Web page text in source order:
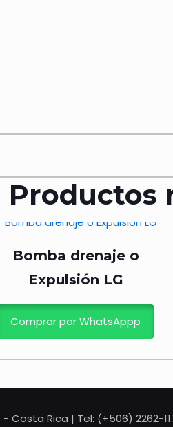
Productos
Bomba drenaje o
Expulsión LG
Comprar por WhatsAppp
Costa Rica | Tel: (+506) 2262-